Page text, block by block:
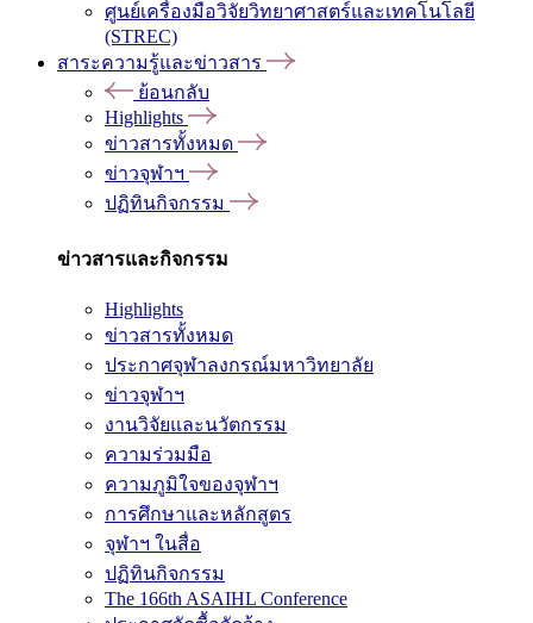
ศูนย์เครื่องมือวิจัยวิทยาศาสตร์และเทคโนโลยี
(STREC)
สาระความรู้และข่าวสาร
ย้อนกลับ
Highlights
ข่าวสารทั้งหมด
ข่าวจุฬาฯ
ปฏิทินกิจกรรม
ข่าวสารและกิจกรรม
Highlights
ข่าวสารทั้งหมด
ประกาศจุฬาลงกรณ์มหาวิทยาลัย
ข่าวจุฬาฯ
งานวิจัยและนวัตกรรม
ความร่วมมือ
ความภูมิใจของจุฬาฯ
การศึกษาและหลักสูตร
จุฬาฯ ในสื่อ
ปฏิทินกิจกรรม
The 166th ASAIHL Conference